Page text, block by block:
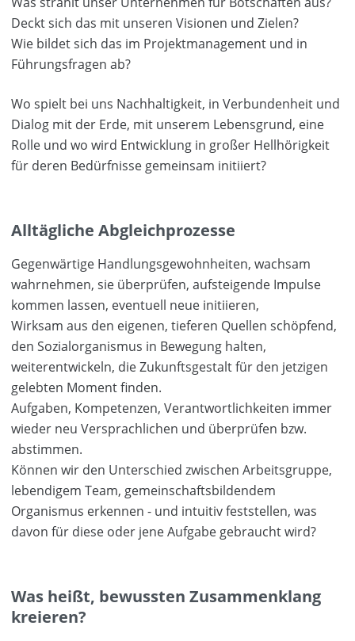
Deckt sich das mit unseren Visionen und Zielen?
Wie bildet sich das im Projektmanagement und in
Führungsfragen ab?
Wo spielt bei uns Nachhaltigkeit, in Verbundenheit und
Dialog mit der Erde, mit unserem Lebensgrund, eine
Rolle und wo wird Entwicklung in großer Hellhörigkeit
für deren Bedürfnisse gemeinsam initiiert?
Alltägliche Abgleichprozesse
Gegenwärtige Handlungsgewohnheiten, wachsam
wahrnehmen, sie überprüfen, aufsteigende Impulse
kommen lassen, eventuell neue initiieren,
Wirksam aus den eigenen, tieferen Quellen schöpfend,
den Sozialorganismus in Bewegung halten,
weiterentwickeln, die Zukunftsgestalt für den jetzigen
gelebten Moment finden.
Aufgaben, Kompetenzen, Verantwortlichkeiten immer
wieder neu Versprachlichen und überprüfen bzw.
abstimmen.
Können wir den Unterschied zwischen Arbeitsgruppe,
lebendigem Team, gemeinschaftsbildendem
Organismus erkennen - und intuitiv feststellen, was
davon für diese oder jene Aufgabe gebraucht wird?
Was heißt, bewussten Zusammenklang
kreieren?